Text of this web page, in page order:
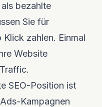
bezahlte
Sie für
zahlen. Einmal
Website
SEO-Position ist
Kampagnen